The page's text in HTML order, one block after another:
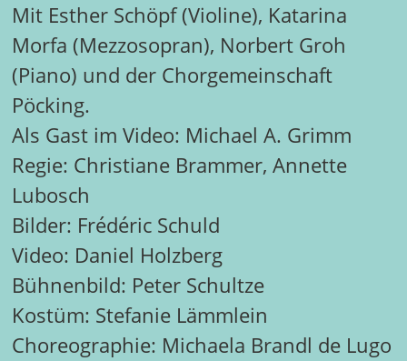
Mit Esther Schöpf (Violine), Katarina
Morfa (Mezzosopran), Norbert Groh
(Piano) und der Chorgemeinschaft
Pöcking.
Als Gast im Video: Michael A. Grimm
Regie: Christiane Brammer, Annette
Lubosch
Bilder: Frédéric Schuld
Video: Daniel Holzberg
Bühnenbild: Peter Schultze
Kostüm: Stefanie Lämmlein
Choreographie: Michaela Brandl de Lugo